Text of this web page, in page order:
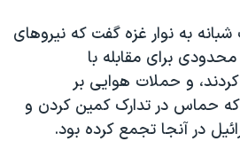
شبانه به نوار غزه گفت که نیروهای
برای مقابله با
و حملات هوایی بر
حماس در تدارک کمین کردن و
در آنجا تجمع کرده بود.